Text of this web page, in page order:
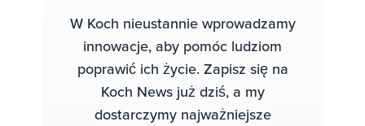
W Koch nieustannie wprowadzamy
innowacje, aby pomóc ludziom
poprawić ich życie. Zapisz się na
Koch News już dziś, a my
dostarczymy najważniejsze